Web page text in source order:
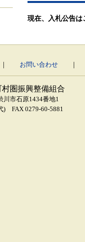
現在、入札公告は
お問い合わせ
圏振興整備組合
市石原1434番地1
) FAX 0279-60-5881